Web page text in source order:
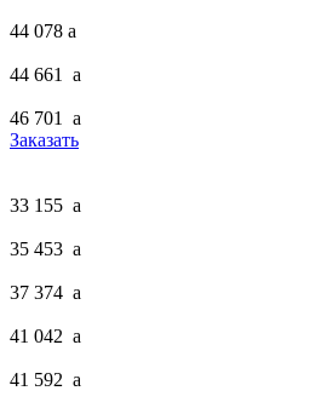
44 078 a
44 661 a
46 701 a
Заказать
33 155 a
35 453 a
37 374 a
41 042 a
41 592 a